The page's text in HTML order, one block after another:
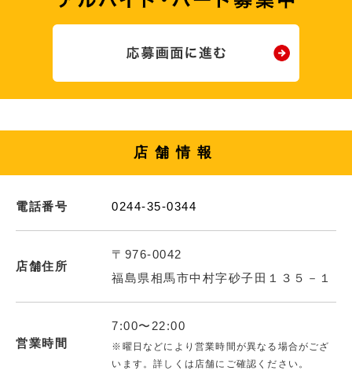
店舗情報
電話番号 0244-35-0344
店舗住所
〒976-0042
福島県相馬市中村字砂子田１３５－１
営業時間
7:00〜22:00
※曜日などにより営業時間が異なる場合がござ
います。詳しくは店舗にご確認ください。